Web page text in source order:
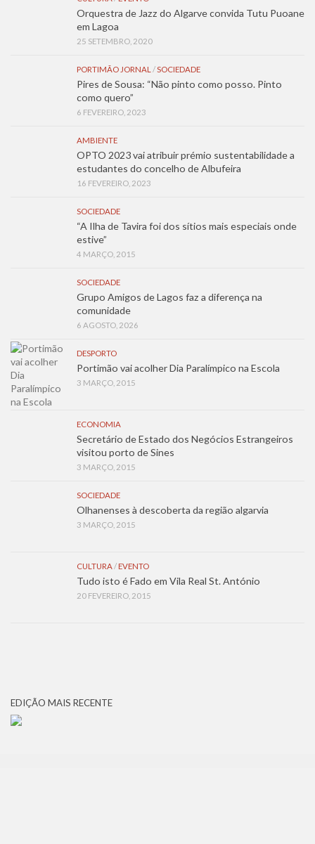
Orquestra de Jazz do Algarve convida Tutu Puoane
em Lagoa
25 SETEMBRO, 2020
PORTIMÃO JORNAL /SOCIEDADE
Pires de Sousa: “Não pinto como posso. Pinto
como quero”
6 FEVEREIRO, 2023
AMBIENTE
OPTO 2023 vai atribuir prémio sustentabilidade a
estudantes do concelho de Albufeira
16 FEVEREIRO, 2023
SOCIEDADE
“A Ilha de Tavira foi dos sítios mais especiais onde
estive”
4 MARÇO, 2015
SOCIEDADE
Grupo Amigos de Lagos faz a diferença na
comunidade
6 AGOSTO, 2026
DESPORTO
Portimão vai acolher Dia Paralímpico na Escola
3 MARÇO, 2015
ECONOMIA
Secretário de Estado dos Negócios Estrangeiros
visitou porto de Sines
3 MARÇO, 2015
SOCIEDADE
Olhanenses à descoberta da região algarvia
3 MARÇO, 2015
CULTURA/ EVENTO
Tudo isto é Fado em Vila Real St. António
20 FEVEREIRO, 2015
EDIÇÃO MAIS RECENTE